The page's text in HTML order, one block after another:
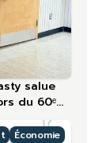
salue
du 60ᵉ
Économie